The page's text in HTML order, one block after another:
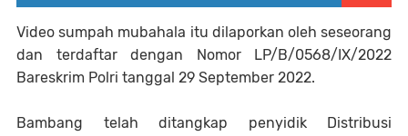
Video sumpah mubahala itu dilaporkan oleh seseorang
dan terdaftar dengan Nomor LP/B/0568/IX/2022
Bareskrim Polri tanggal 29 September 2022.
Bambang telah ditangkap penyidik Distribusi